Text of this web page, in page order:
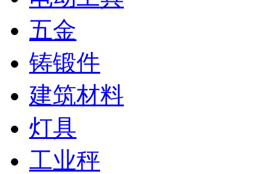
五金
铸锻件
建筑材料
灯具
工业秤